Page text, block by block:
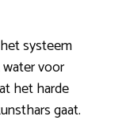
systeem
voor
het harde
gaat.